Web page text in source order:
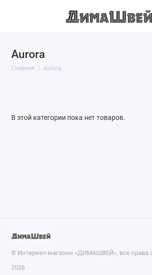
Aurora
Главная Aurora
В этой категории пока нет товаров.
© Интернет-магазин «ДИМАШВЕЙ», все
2026